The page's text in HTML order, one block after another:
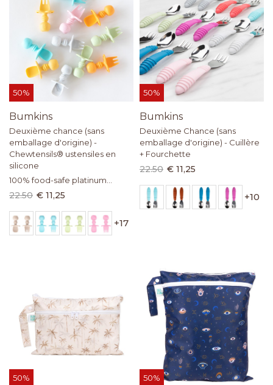
50%
Bumkins
Deuxième chance (sans
emballage d'origine) -
Chewtensils® ustensiles en
silicone
100% food-safe platinum
silicone
22.50 € 11,25
+17
50%
Bumkins
Deuxième Chance (sans
emballage d'origine) - Cuillère
+ Fourchette
22.50 € 11,25
+10
50% 50%